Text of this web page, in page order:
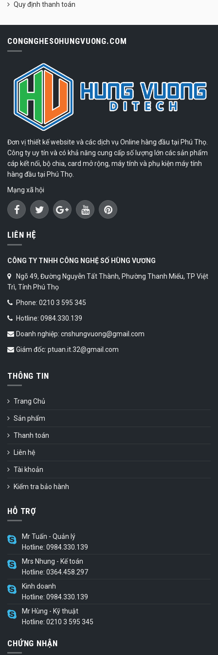
Quy định thanh toán
CONGNGHESOHUNGVUONG.COM
Đơn vị thiết kế website và các dịch vụ Online hàng đầu tại Phú Thọ.
Công ty uy tín và có khả năng cung cấp số lượng lớn các sản phẩm
cáp kết nối, bộ chia, card mở rộng, máy tính và phụ kiện máy tính
hàng đầu tại Phú Thọ.
Mạng xã hội
LIÊN HỆ
CÔNG TY TNHH CÔNG NGHỆ SỐ HÙNG VƯƠNG
Ngõ 49, Đường Nguyễn Tất Thành, Phường Thanh Miếu, TP Việt
Trì, Tỉnh Phú Thọ
Phone: 0210 3 595 345
Hotline: 0984.330.139
Doanh nghiệp: cnshungvuong@gmail.com
Giám đốc: ptuan.it.32@gmail.com
THÔNG TIN
Trang Chủ
Sản phẩm
Thanh toán
Liên hệ
Tài khoản
Kiểm tra bảo hành
HỖ TRỢ
Mr Tuấn - Quản lý
Hotline: 0984.330.139
Mrs Nhung - Kế toán
Hotline: 0364.458.297
Kinh doanh
Hotline: 0984.330.139
Mr Hùng - Kỹ thuật
Hotline: 0210 3 595 345
CHỨNG NHẬN